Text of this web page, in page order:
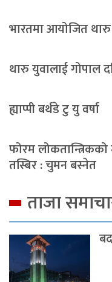
भारतमा आयोजित
थारु युवालाई गोपाल
ह्याप्पी बर्थडे टु यु वर्षा
फोरम
तस्बिर : चुमन बस्नेत
ताजा